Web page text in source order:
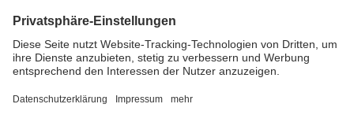
Sonstige rechtliche Hinweise
Richtlinien und Informationen